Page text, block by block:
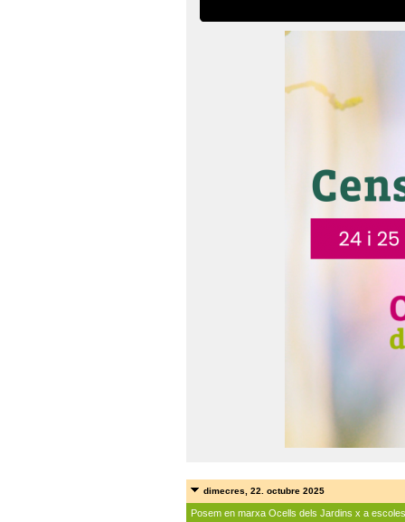
dimecres, 22. octubre 2025
Posem en marxa Ocells dels Jardins x a escoles